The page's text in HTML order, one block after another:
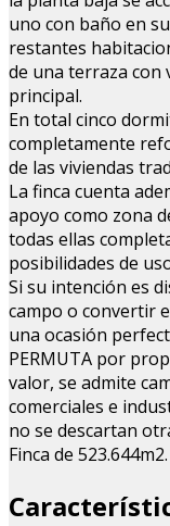
uno con baño en
restantes
de una terraza con
principal.
En total cinco
completamente
de las viviendas
La finca cuenta
apoyo como zona
todas ellas
posibilidades de
Si su intención es
campo o convertir
una ocasión
PERMUTA por
valor, se admite
comerciales e
no se descartan
Finca de 523.644m2.